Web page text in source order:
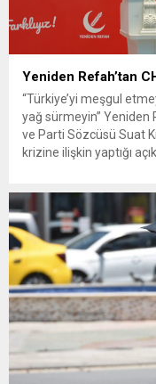
Yeniden Refah’tan
“Türkiye’yi meşgul
yağ sürmeyin” Yeniden
ve Parti Sözcüsü Suat
krizine ilişkin yaptığı
olun. Türkiye’yi...